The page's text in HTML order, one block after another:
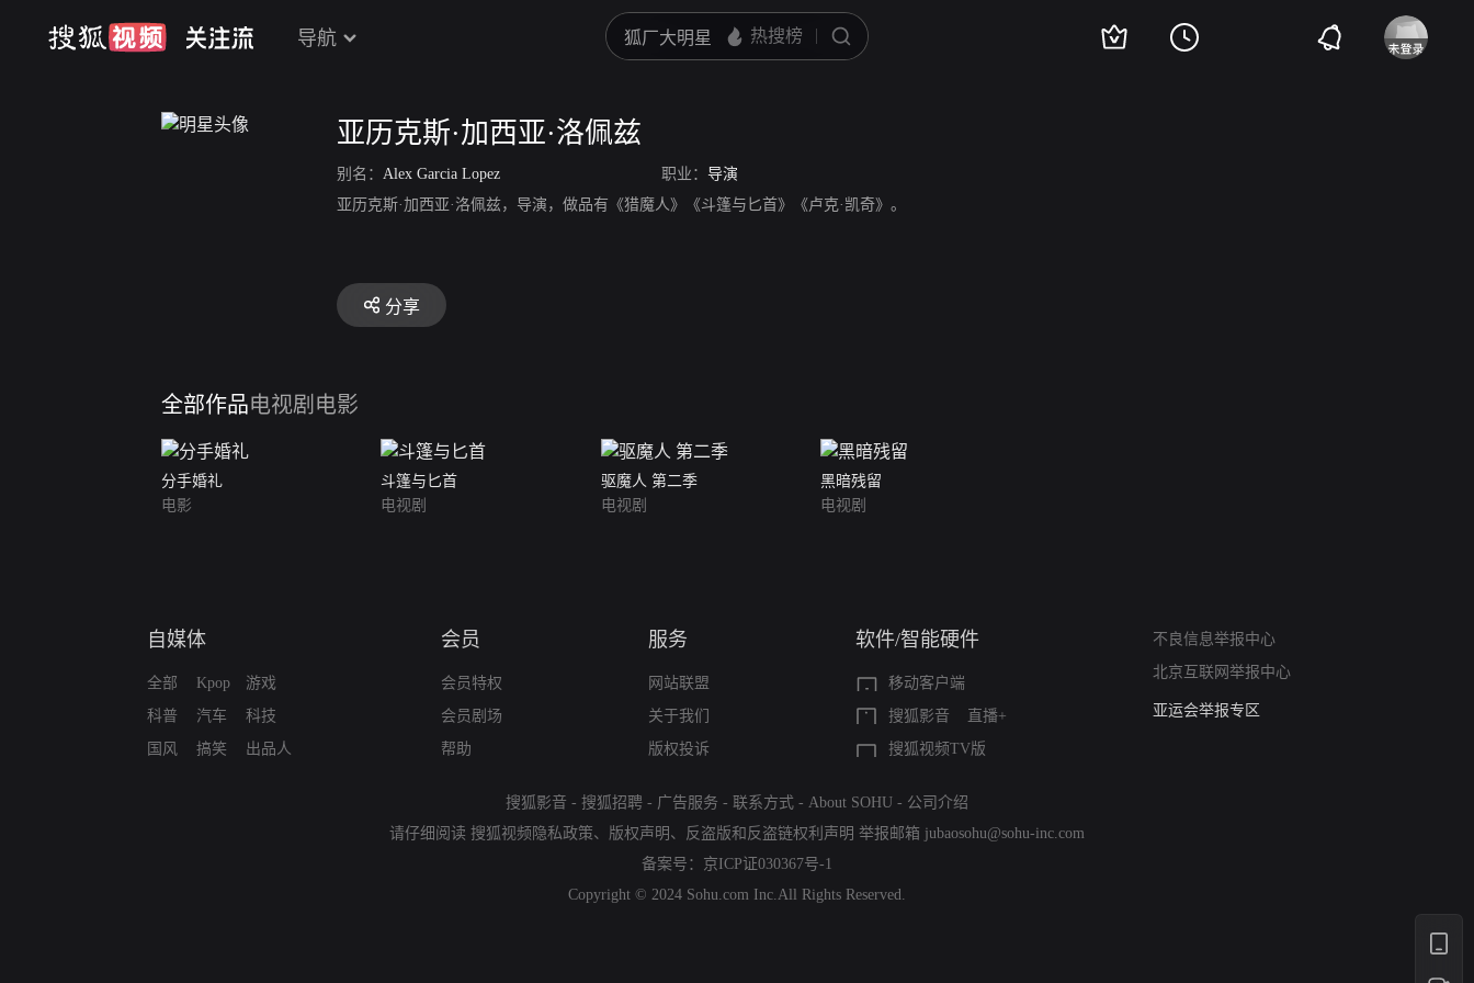
导航
亚历克斯·加西亚·洛佩兹
别名： Alex Garcia Lopez 职业： 导演
亚历克斯·加西亚·洛佩兹，导演，做品有《猎魔人》《斗篷与匕首》《卢克·凯奇》。
分享
全部作品电视剧 电影
分手婚礼
电影
斗篷与匕首
电视剧
驱魔人 第二季
电视剧
黑暗残留
电视剧
自媒体
全部
科普
国风
Kpop
汽车
搞笑
游戏
科技
出品人
会员
会员特权
会员剧场
帮助
服务
网站联盟
关于我们
版权投诉
软件/智能硬件
移动客户端
搜狐影音
直播+
搜狐视频TV版
不良信息举报中心
北京互联网举报中心
算法推荐专项举报
亚运会举报专区
搜狐影音 - 搜狐招聘 - 广告服务 - 联系方式 - About SOHU - 公司介绍
请仔细阅读 搜狐视频隐私政策、 版权声明 、 反盗版和反盗链权利声明 举报邮箱 jubaosohu@sohu-inc.com
备案号： 京ICP证030367号-1
Copyright © 2024 Sohu.com Inc.All Rights Reserved.